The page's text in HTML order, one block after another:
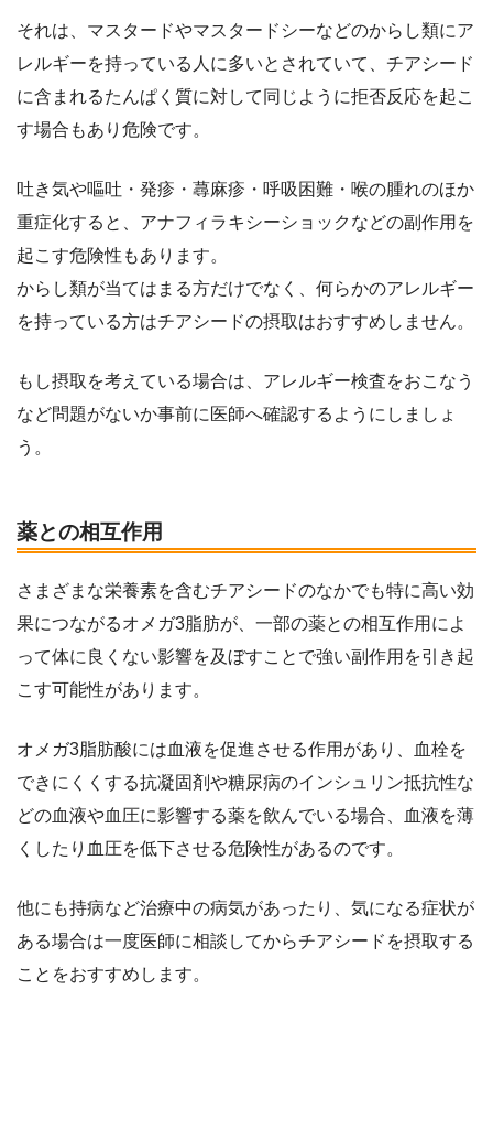
それは、マスタードやマスタードシーなどのからし類にア
レルギーを持っている人に多いとされていて、チアシード
に含まれるたんぱく質に対して同じように拒否反応を起こ
す場合もあり危険です。
吐き気や嘔吐・発疹・蕁麻疹・呼吸困難・喉の腫れのほか
重症化すると、アナフィラキシーショックなどの副作用を
起こす危険性もあります。
からし類が当てはまる方だけでなく、何らかのアレルギー
を持っている方はチアシードの摂取はおすすめしません。
もし摂取を考えている場合は、アレルギー検査をおこなう
など問題がないか事前に医師へ確認するようにしましょ
う。
薬との相互作用
さまざまな栄養素を含むチアシードのなかでも特に高い効
果につながるオメガ3脂肪が、一部の薬との相互作用によ
って体に良くない影響を及ぼすことで強い副作用を引き起
こす可能性があります。
オメガ3脂肪酸には血液を促進させる作用があり、血栓を
できにくくする抗凝固剤や糖尿病のインシュリン抵抗性な
どの血液や血圧に影響する薬を飲んでいる場合、血液を薄
くしたり血圧を低下させる危険性があるのです。
他にも持病など治療中の病気があったり、気になる症状が
ある場合は一度医師に相談してからチアシードを摂取する
ことをおすすめします。